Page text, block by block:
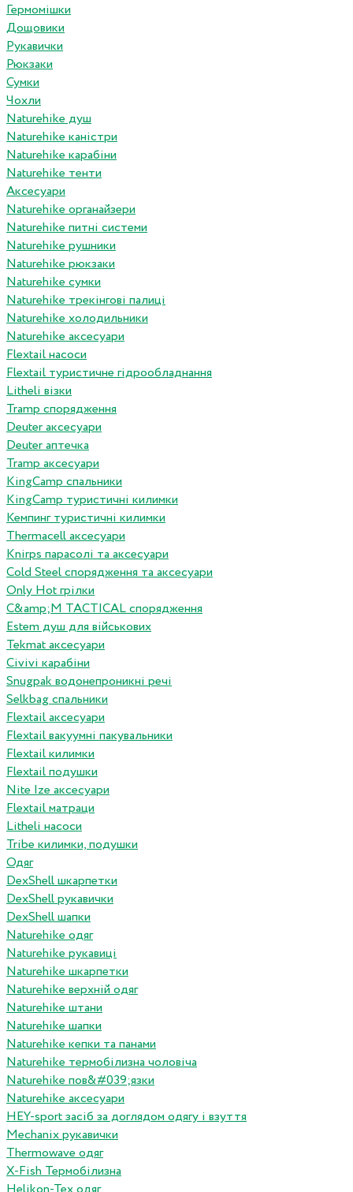
Гермомішки
Дощовики
Рукавички
Рюкзаки
Сумки
Чохли
Naturehike душ
Naturehike каністри
Naturehike карабіни
Naturehike тенти
Аксесуари
Naturehike органайзери
Naturehike питні системи
Naturehike рушники
Naturehike рюкзаки
Naturehike сумки
Naturehike трекінгові палиці
Naturehike холодильники
Naturehike аксесуари
Flextail насоси
Flextail туристичне гідрообладнання
Litheli візки
Tramp спорядження
Deuter аксесуари
Deuter аптечка
Tramp аксесуари
KingCamp спальники
KingCamp туристичні килимки
Кемпинг туристичні килимки
Thermacell аксесуари
Knirps парасолі та аксесуари
Cold Steel спорядження та аксесуари
Only Hot грілки
C&amp;M TACTICAL спорядження
Estem душ для військових
Tekmat аксесуари
Сivivi карабіни
Snugpak водонепроникні речі
Selkbag спальники
Flextail аксесуари
Flextail вакуумні пакувальники
Flextail килимки
Flextail подушки
Nite Ize аксесуари
Flextail матраци
Litheli насоси
Tribe килимки, подушки
Одяг
DexShell шкарпетки
DexShell рукавички
DexShell шапки
Naturehike одяг
Naturehike рукавиці
Naturehike шкарпетки
Naturehike верхній одяг
Naturehike штани
Naturehike шапки
Naturehike кепки та панами
Naturehike термобілизна чоловіча
Naturehike пов&#039;язки
Naturehike аксесуари
HEY-sport засіб за доглядом одягу і взуття
Mechanix рукавички
Thermowave одяг
X-Fish Термобілизна